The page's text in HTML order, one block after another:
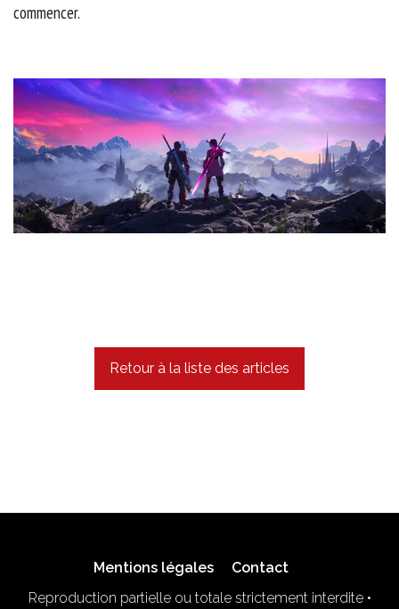
commencer.
Retour à la liste des articles
Mentions légales
Contact
Reproduction partielle ou totale strictement interdite •